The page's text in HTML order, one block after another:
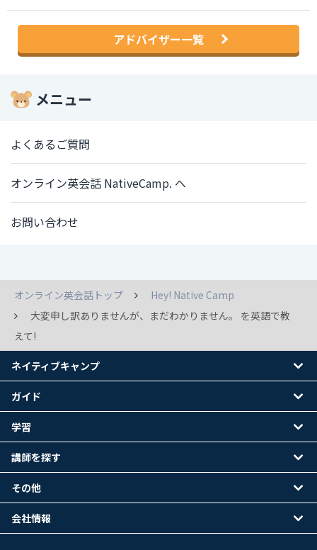
アドバイザー一覧
メニュー
よくあるご質問
オンライン英会話 NativeCamp. へ
お問い合わせ
オンライン英会話トップ
Hey! Native Camp
大変申し訳ありませんが、まだわかりません。 を英語で教
えて!
ネイティブキャンプ
ガイド
学習
講師を探す
その他
会社情報